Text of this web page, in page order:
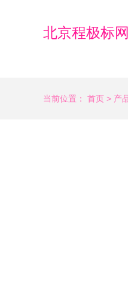
北京程极标
当前位置： 首页 > 产